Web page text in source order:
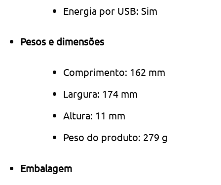
Energia por USB: Sim
Pesos e dimensões
Comprimento: 162 mm
Largura: 174 mm
Altura: 11 mm
Peso do produto: 279 g
Embalagem